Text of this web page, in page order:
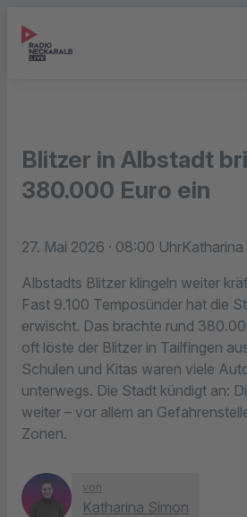
Blitzer in Albstadt
380.000 Euro ein
27. Mai 2026 · 08:00 Uhr
Albstadts Blitzer klingeln weiter
Fast 9.100 Temposünder hat die
erwischt. Das brachte rund
oft löste der Blitzer in Tailfingen
Schulen und Kitas waren viele
unterwegs. Die Stadt kündigt an:
weiter – vor allem an
Zonen.
von
Katharina Simon